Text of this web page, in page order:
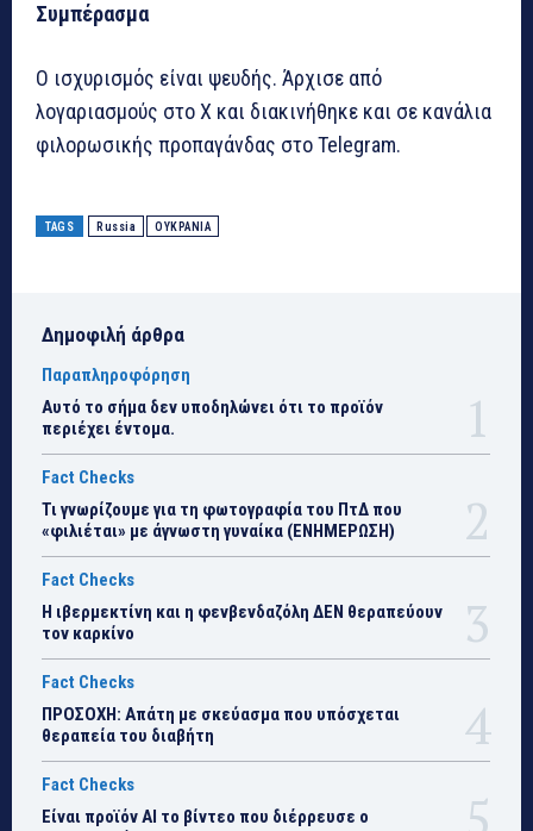
Συμπέρασμα
Ο ισχυρισμός είναι ψευδής. Άρχισε από
λογαριασμούς στο X και διακινήθηκε και σε κανάλια
φιλορωσικής προπαγάνδας στο Telegram.
TAGS Russia ΟΥΚΡΑΝΙΑ
Δημοφιλή άρθρα
Παραπληροφόρηση
Αυτό το σήμα δεν υποδηλώνει ότι το προϊόν
περιέχει έντομα.
Fact Checks
Τι γνωρίζουμε για τη φωτογραφία του ΠτΔ που
«φιλιέται» με άγνωστη γυναίκα (ΕΝΗΜΕΡΩΣΗ)
Fact Checks
Η ιβερμεκτίνη και η φενβενδαζόλη ΔΕΝ θεραπεύουν
τον καρκίνο
Fact Checks
ΠΡΟΣΟΧΗ: Απάτη με σκεύασμα που υπόσχεται
θεραπεία του διαβήτη
Fact Checks
Είναι προϊόν ΑΙ το βίντεο που διέρρευσε ο